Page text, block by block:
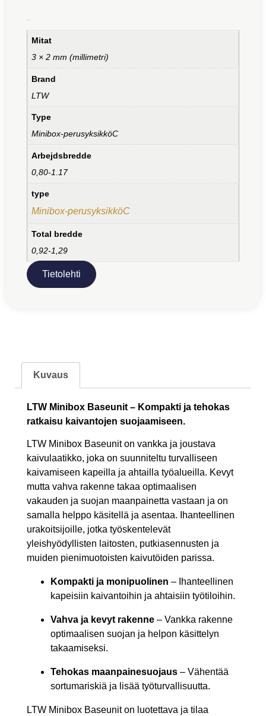
Mitat
3 × 2 mm (millimetri)
Brand
LTW
Type
Minibox-perusyksikköC
Arbejdsbredde
0,80-1.17
type
Minibox-perusyksikköC
Total bredde
0,92-1,29
Tietolehti
Kuvaus
LTW Minibox Baseunit – Kompakti ja tehokas
ratkaisu kaivantojen suojaamiseen.
LTW Minibox Baseunit on vankka ja joustava
kaivulaatikko, joka on suunniteltu turvalliseen
kaivamiseen kapeilla ja ahtailla työalueilla. Kevyt
mutta vahva rakenne takaa optimaalisen
vakauden ja suojan maanpainetta vastaan ja on
samalla helppo käsitellä ja asentaa. Ihanteellinen
urakoitsijoille, jotka työskentelevät
yleishyödyllisten laitosten, putkiasennusten ja
muiden pienimuotoisten kaivutöiden parissa.
Kompakti ja monipuolinen – Ihanteellinen
kapeisiin kaivantoihin ja ahtaisiin työtiloihin.
Vahva ja kevyt rakenne – Vankka rakenne
optimaalisen suojan ja helpon käsittelyn
takaamiseksi.
Tehokas maanpainesuojaus – Vähentää
sortumariskiä ja lisää työturvallisuutta.
LTW Minibox Baseunit on luotettava ja tilaa